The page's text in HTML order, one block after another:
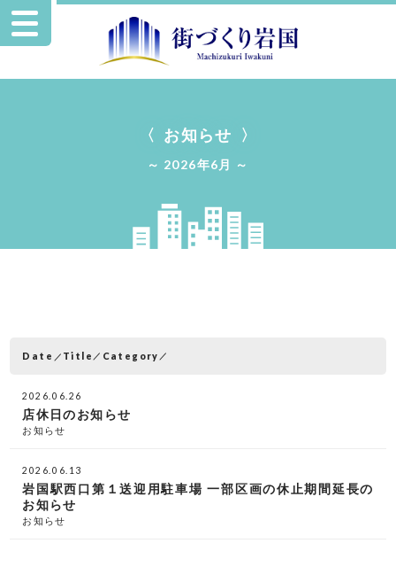
お知らせ
2026年6月
Date Title Category
2026.06.26
店休日のお知らせ
お知らせ
2026.06.13
岩国駅西口第１送迎用駐車場 一部区画の休止期間延長の
お知らせ
お知らせ